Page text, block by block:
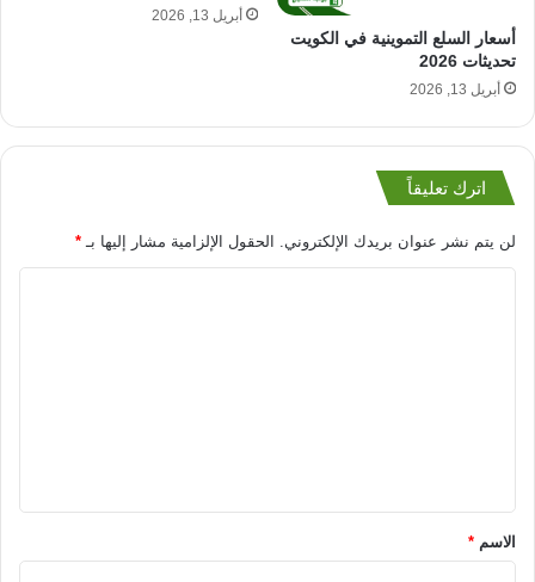
أسعار السلع التموينية في الكويت
تحديثات 2026
أبريل 13, 2026
أبريل 13, 2026
اترك تعليقاً
لن يتم نشر عنوان بريدك الإلكتروني. الحقول الإلزامية مشار إليها بـ *
*الاسم *